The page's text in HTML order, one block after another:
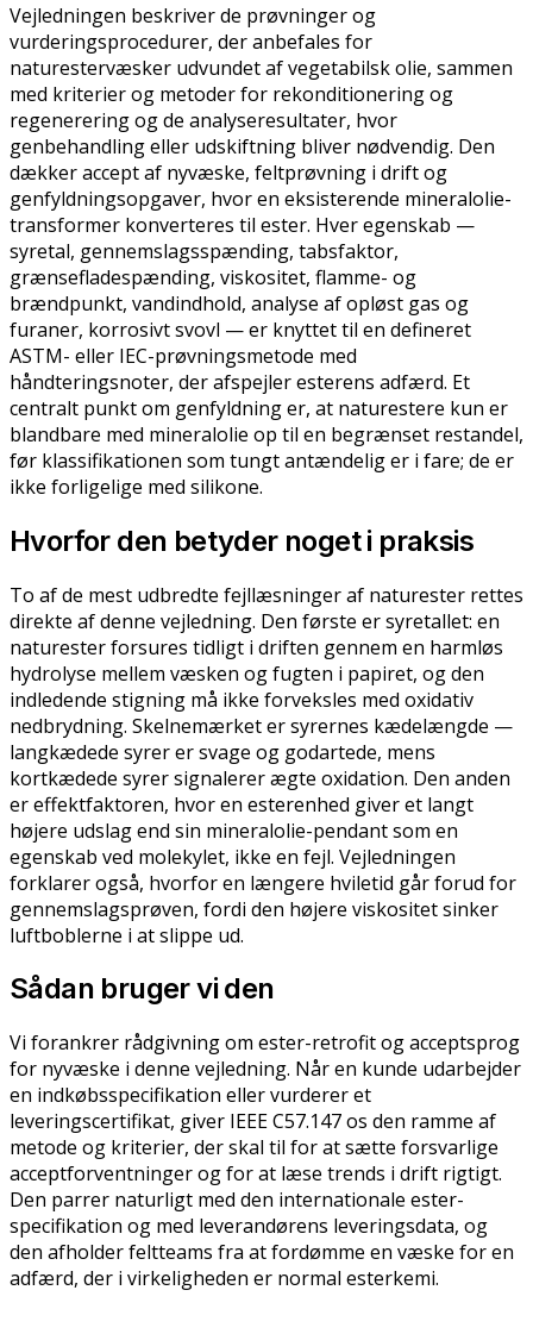
Vejledningen beskriver de prøvninger og
vurderingsprocedurer, der anbefales for
naturestervæsker udvundet af vegetabilsk olie, sammen
med kriterier og metoder for rekonditionering og
regenerering og de analyseresultater, hvor
genbehandling eller udskiftning bliver nødvendig. Den
dækker accept af nyvæske, feltprøvning i drift og
genfyldningsopgaver, hvor en eksisterende mineralolie-
transformer konverteres til ester. Hver egenskab —
syretal, gennemslagsspænding, tabsfaktor,
grænsefladespænding, viskositet, flamme- og
brændpunkt, vandindhold, analyse af opløst gas og
furaner, korrosivt svovl — er knyttet til en defineret
ASTM- eller IEC-prøvningsmetode med
håndteringsnoter, der afspejler esterens adfærd. Et
centralt punkt om genfyldning er, at naturestere kun er
blandbare med mineralolie op til en begrænset restandel,
før klassifikationen som tungt antændelig er i fare; de er
ikke forligelige med silikone.
Hvorfor den betyder noget i praksis
To af de mest udbredte fejllæsninger af naturester rettes
direkte af denne vejledning. Den første er syretallet: en
naturester forsures tidligt i driften gennem en harmløs
hydrolyse mellem væsken og fugten i papiret, og den
indledende stigning må ikke forveksles med oxidativ
nedbrydning. Skelnemærket er syrernes kædelængde —
langkædede syrer er svage og godartede, mens
kortkædede syrer signalerer ægte oxidation. Den anden
er effektfaktoren, hvor en esterenhed giver et langt
højere udslag end sin mineralolie-pendant som en
egenskab ved molekylet, ikke en fejl. Vejledningen
forklarer også, hvorfor en længere hviletid går forud for
gennemslagsprøven, fordi den højere viskositet sinker
luftboblerne i at slippe ud.
Sådan bruger vi den
Vi forankrer rådgivning om ester-retrofit og acceptsprog
for nyvæske i denne vejledning. Når en kunde udarbejder
en indkøbsspecifikation eller vurderer et
leveringscertifikat, giver IEEE C57.147 os den ramme af
metode og kriterier, der skal til for at sætte forsvarlige
acceptforventninger og for at læse trends i drift rigtigt.
Den parrer naturligt med den internationale ester-
specifikation og med leverandørens leveringsdata, og
den afholder feltteams fra at fordømme en væske for en
adfærd, der i virkeligheden er normal esterkemi.